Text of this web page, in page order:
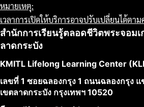
หมายเหตุ:
เวลาการเปิดให้บริการอาจปรับเปลี่ยนได้ตา
สำนักการเรียนรู้ตลอดชีวิตพระจอม
ลาดกระบัง
KMITL Lifelong Learning Center
เลขที่ 1 ซอยฉลองกรุง 1 ถนนฉลองกรุง แ
เขตลาดกระบัง กรุงเทพฯ 10520